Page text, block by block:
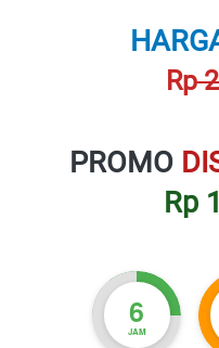
Rp
PROMO
Rp
6
JAM